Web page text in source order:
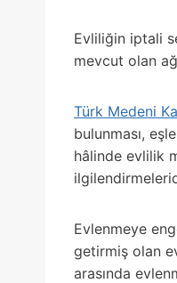
Evliliğin iptali
mevcut olan
Türk Medeni
bulunması,
hâlinde evlilik
Evlenmeye
getirmiş olan
arasında